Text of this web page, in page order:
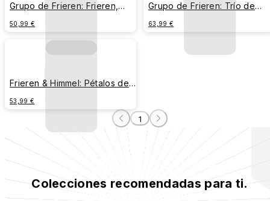
Grupo de Frieren: Frieren,
50,99 €
Grupo de Frieren: Trío de
63,99 €
Frieren & Himmel: Pétalos de
53,99 €
1
Colecciones recomendadas para ti.